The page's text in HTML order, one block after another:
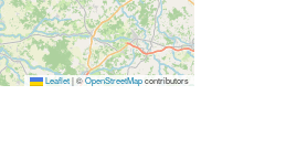
Leaflet|©OpenStreetMapcontributors